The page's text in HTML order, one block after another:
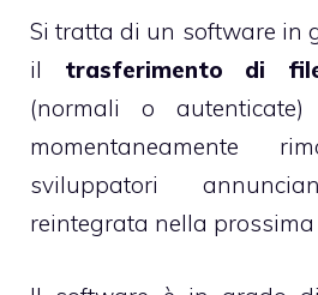
Si tratta di un software in
il trasferimento di
(normali o
momentaneamente
sviluppatori
reintegrata nella prossima